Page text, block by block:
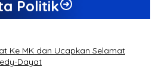
Politik
Ke MK dan Ucapkan Selamat
Dayat